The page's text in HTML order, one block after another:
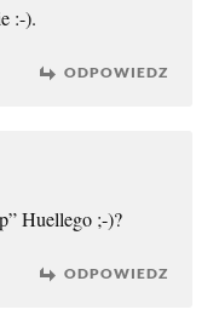
:-).
ODPOWIEDZ
Huellego ;-)?
ODPOWIEDZ